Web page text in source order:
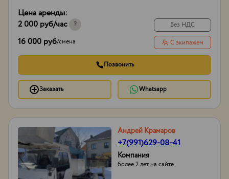
Цена аренды:
2 000 руб/час ?
16 000 руб/смена
Без НДС
С экипажем
Позвонить
Заказать Whatsapp
Андрей Крамаров
+7(991)629-08-41
Компания
более 2 лет на сайте